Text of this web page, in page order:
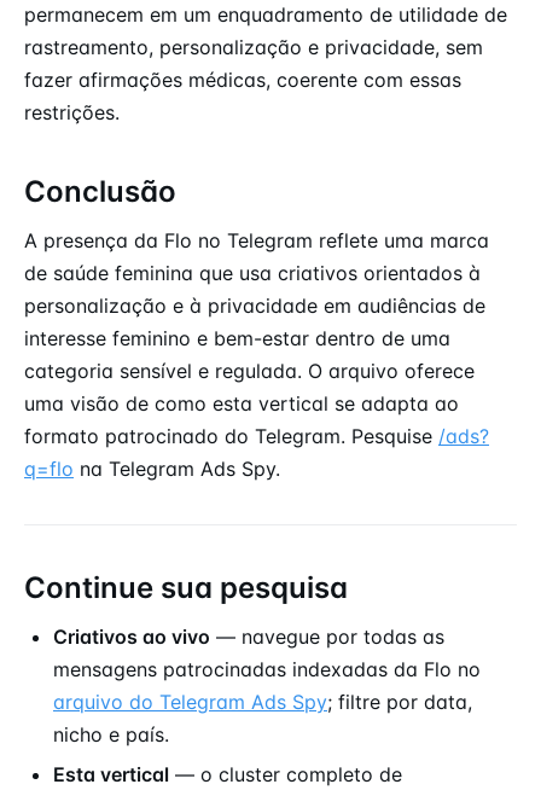
permanecem em um enquadramento de utilidade de
rastreamento, personalização e privacidade, sem
fazer afirmações médicas, coerente com essas
restrições.
Conclusão
A presença da Flo no Telegram reflete uma marca
de saúde feminina que usa criativos orientados à
personalização e à privacidade em audiências de
interesse feminino e bem-estar dentro de uma
categoria sensível e regulada. O arquivo oferece
uma visão de como esta vertical se adapta ao
formato patrocinado do Telegram. Pesquise /ads?
q=flo na Telegram Ads Spy.
Continue sua pesquisa
Criativos ao vivo — navegue por todas as
mensagens patrocinadas indexadas da Flo no
arquivo do Telegram Ads Spy; filtre por data,
nicho e país.
Esta vertical — o cluster completo de